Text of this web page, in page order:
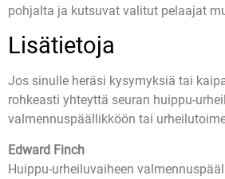
pohjalta ja kutsuvat valitut pelaajat
Lisätietoja
Jos sinulle heräsi kysymyksiä tai
rohkeasti yhteyttä seuran huippu-
valmennuspäällikköön tai
Edward Finch
Huippu-urheiluvaiheen